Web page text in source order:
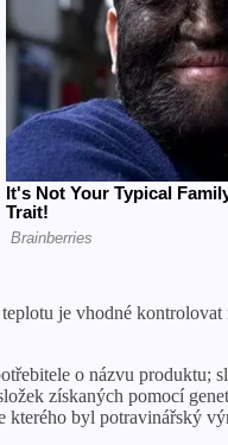
je vhodné
o názvu
získaných pomocí
byl potravinářský